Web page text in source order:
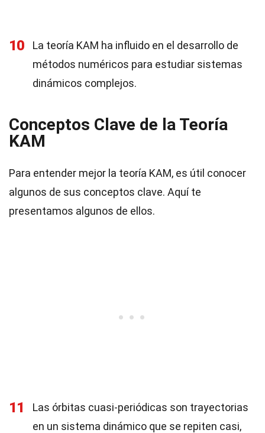
10
La teoría KAM ha influido en el desarrollo de
métodos numéricos para estudiar sistemas
dinámicos complejos.
Conceptos Clave de la Teoría
KAM
Para entender mejor la teoría KAM, es útil conocer
algunos de sus conceptos clave. Aquí te
presentamos algunos de ellos.
11
Las órbitas cuasi-periódicas son trayectorias
en un sistema dinámico que se repiten casi,